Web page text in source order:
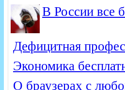
В России все
Дефицитная
Экономика
О браузерах с